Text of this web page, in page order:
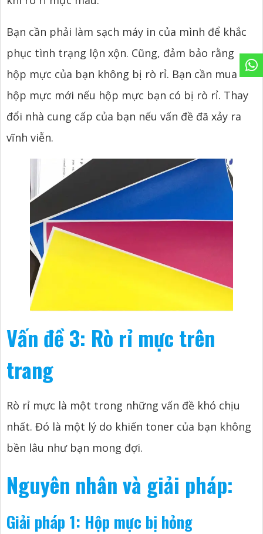
Bạn cần phải làm sạch máy in của mình để khắc
phục tình trạng lộn xộn. Cũng, đảm bảo rằng
hộp mực của bạn không bị rò rỉ. Bạn cần mua
hộp mực mới nếu hộp mực bạn có bị rò rỉ. Thay
đổi nhà cung cấp của bạn nếu vấn đề đã xảy ra
vĩnh viễn.
Vấn đề 3: Rò rỉ mực trên
trang
Rò rỉ mực là một trong những vấn đề khó chịu
nhất. Đó là một lý do khiến toner của bạn không
bền lâu như bạn mong đợi.
Nguyên nhân và giải pháp:
Giải pháp 1: Hộp mực bị hỏng